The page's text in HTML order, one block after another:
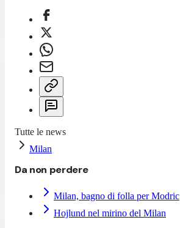
Tutte le news
Milan
Da non perdere
Milan, bagno di folla per Modric
Hojlund nel mirino del Milan